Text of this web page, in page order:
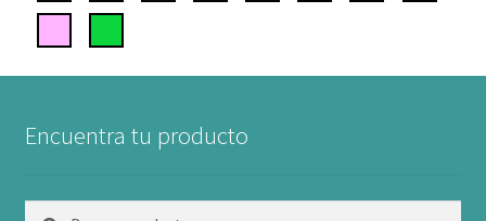
Encuentra tu producto
Buscar
Buscar